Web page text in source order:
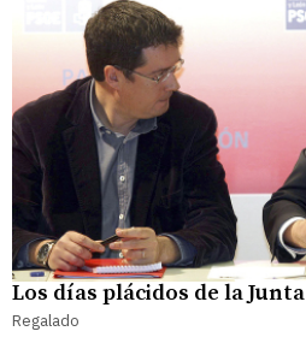
Los días plácidos de la Junta
Regalado